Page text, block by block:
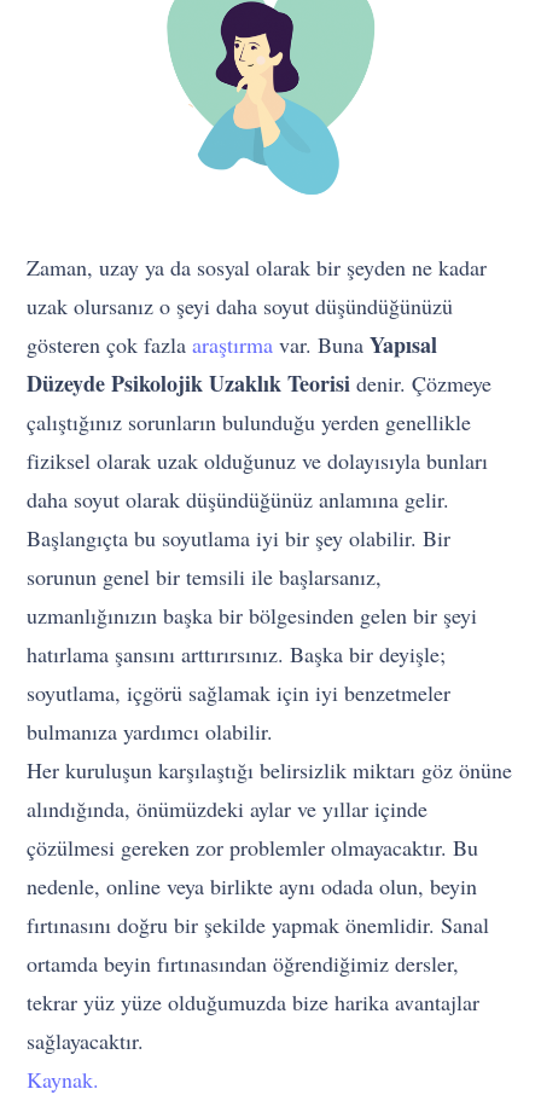
Zaman, uzay ya da sosyal olarak bir şeyden ne kadar
uzak olursanız o şeyi daha soyut düşündüğünüzü
gösteren çok fazlaaraştırma var. BunaYapısal
Düzeyde Psikolojik Uzaklık Teorisi denir. Çözmeye
çalıştığınız sorunların bulunduğu yerden genellikle
fiziksel olarak uzak olduğunuz ve dolayısıyla bunları
daha soyut olarak düşündüğünüz anlamına gelir.
Başlangıçta bu soyutlama iyi bir şey olabilir. Bir
sorunun genel bir temsili ile başlarsanız,
uzmanlığınızın başka bir bölgesinden gelen bir şeyi
hatırlama şansını arttırırsınız. Başka bir deyişle;
soyutlama, içgörü sağlamak için iyi benzetmeler
bulmanıza yardımcı olabilir.
Her kuruluşun karşılaştığı belirsizlik miktarı göz önüne
alındığında, önümüzdeki aylar ve yıllar içinde
çözülmesi gereken zor problemler olmayacaktır. Bu
nedenle, online veya birlikte aynı odada olun, beyin
fırtınasını doğru bir şekilde yapmak önemlidir. Sanal
ortamda beyin fırtınasından öğrendiğimiz dersler,
tekrar yüz yüze olduğumuzda bize harika avantajlar
sağlayacaktır.
Kaynak.